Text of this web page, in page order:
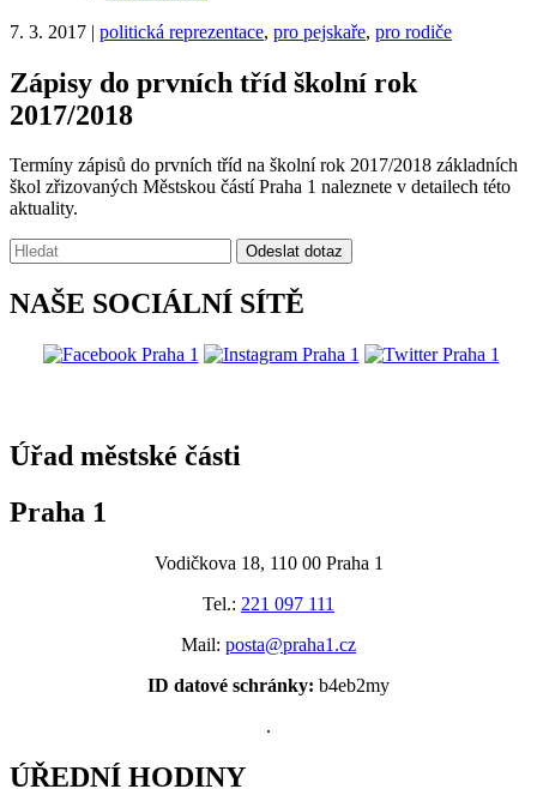
7. 3. 2017 | politická reprezentace, pro pejskaře, pro rodiče
Zápisy do prvních tříd školní rok
2017/2018
Termíny zápisů do prvních tříd na školní rok 2017/2018 základních
škol zřizovaných Městskou částí Praha 1 naleznete v detailech této
aktuality.
Vyhledávání:
Odeslat dotaz
NAŠE SOCIÁLNÍ SÍTĚ
Úřad městské části
Praha 1
Vodičkova 18, 110 00 Praha 1
Tel.: 221 097 111
Mail: posta@praha1.cz
ID datové schránky: b4eb2my
.
ÚŘEDNÍ HODINY